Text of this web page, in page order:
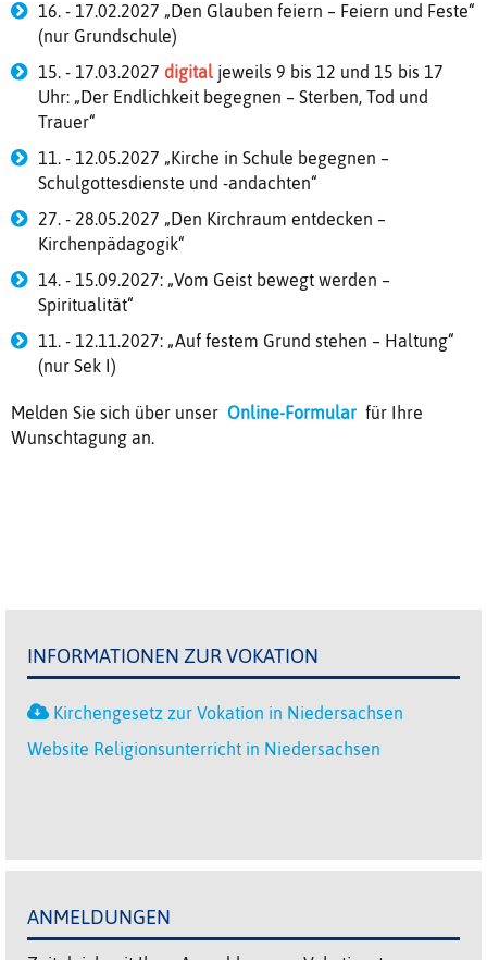
16. - 17.02.2027 „Den Glauben feiern – Feiern und Feste“
(nur Grundschule)
15. - 17.03.2027 digital jeweils 9 bis 12 und 15 bis 17
Uhr: „Der Endlichkeit begegnen – Sterben, Tod und
Trauer“
11. - 12.05.2027 „Kirche in Schule begegnen –
Schulgottesdienste und -andachten“
27. - 28.05.2027 „Den Kirchraum entdecken –
Kirchenpädagogik“
14. - 15.09.2027: „Vom Geist bewegt werden –
Spiritualität“
11. - 12.11.2027: „Auf festem Grund stehen – Haltung“
(nur Sek I)
Melden Sie sich über unser Online-Formular für Ihre
Wunschtagung an.
INFORMATIONEN ZUR VOKATION
Kirchengesetz zur Vokation in Niedersachsen
Website Religionsunterricht in Niedersachsen
ANMELDUNGEN